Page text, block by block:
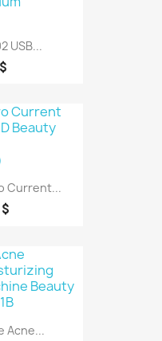
USB...
Current...
Acne...